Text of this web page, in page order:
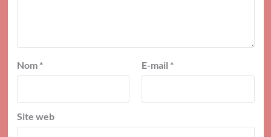
Nom * E-mail *
Site web